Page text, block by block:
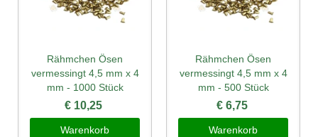
Rähmchen Ösen
vermessingt 4,5 mm x 4
mm - 1000 Stück
€ 10,25
Warenkorb
Rähmchen Ösen
vermessingt 4,5 mm x 4
mm - 500 Stück
€ 6,75
Warenkorb